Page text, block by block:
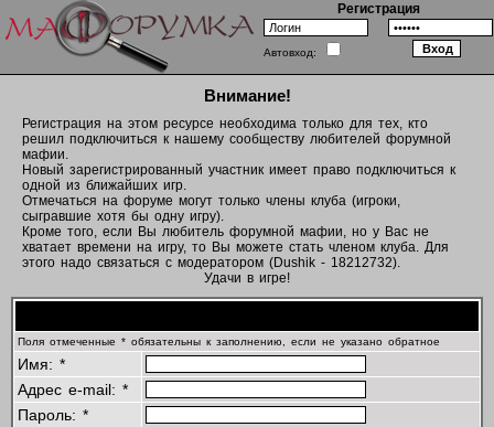
Регистрация
Автовход:
Внимание!
Регистрация на этом ресурсе необходима только для тех, кто
решил подключиться к нашему сообществу любителей форумной
мафии.
Новый зарегистрированный участник имеет право подключиться к
одной из ближайших игр.
Отмечаться на форуме могут только члены клуба (игроки,
сыгравшие хотя бы одну игру).
Кроме того, если Вы любитель форумной мафии, но у Вас не
хватает времени на игру, то Вы можете стать членом клуба. Для
этого надо связаться с модератором (Dushik - 18212732).
Удачи в игре!
Поля отмеченные * обязательны к заполнению, если не указано обратное
Имя: *
Адрес e-mail: *
Пароль: *